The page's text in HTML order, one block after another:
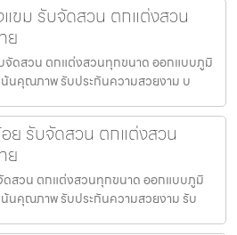
ขม รับจัดสวน ตกแต่งสวน
ย
จัดสวน ตกแต่งสวนทุกขนาด ออกแบบภูมิ
น้นคุณภาพ รับประกันความสวยงาม บ
ย รับจัดสวน ตกแต่งสวน
ย
สวน ตกแต่งสวนทุกขนาด ออกแบบภูมิ
น้นคุณภาพ รับประกันความสวยงาม รับ